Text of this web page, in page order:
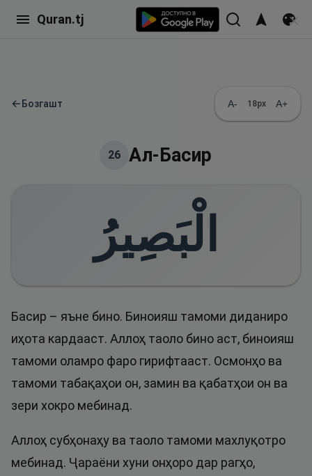
Quran.tj
←Бозгашт A- 18px A+
26 Ал-Басир
الْبَصِيرُ
Басир – яъне бино. Биноияш тамоми диданиро
иҳота кардааст. Аллоҳ таоло бино аст, биноияш
тамоми оламро фаро гирифтааст. Осмонҳо ва
тамоми табақаҳои он, замин ва қабатҳои он ва
зери хокро мебинад.
Аллоҳ субҳонаҳу ва таоло тамоми махлуқотро
мебинад. Ҷараёни хуни онҳоро дар рагҳо,